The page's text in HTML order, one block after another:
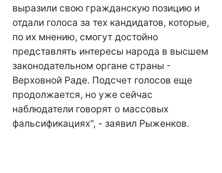
выразили свою гражданскую позицию и
отдали голоса за тех кандидатов, которые,
по их мнению, смогут достойно
представлять интересы народа в высшем
законодательном органе страны -
Верховной Раде. Подсчет голосов еще
продолжается, но уже сейчас
наблюдатели говорят о массовых
фальсификациях", - заявил Рыженков.